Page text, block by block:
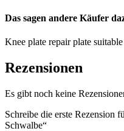
Das sagen andere Käufer
Knee plate repair plate
Rezensionen
Es gibt noch keine
Schreibe die erste Rezension
Schwalbe“